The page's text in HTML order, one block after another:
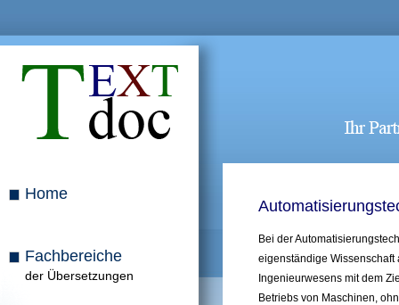
Home
Fachbereiche
der Übersetzungen
Bei der
eigenständige Wissenschaft
Ingenieurwesens mit dem
Betriebs von Maschinen,